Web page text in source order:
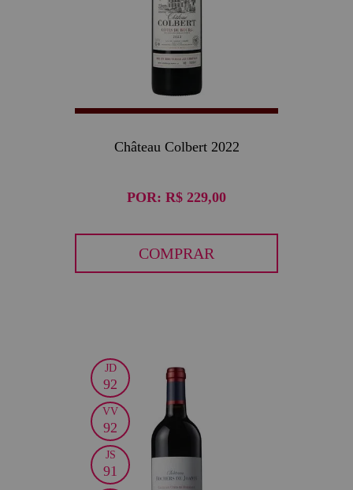
Château Colbert 2022
POR: R$ 229,00
COMPRAR
JD
92
VV
92
JS
91